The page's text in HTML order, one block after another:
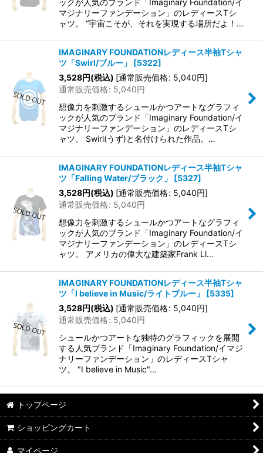
ックが人気のブランド「Imaginary Foundation/イ
マジナリーファンデーション」のレディースTシ
ャツ。 “宇宙こそが、それを実現する場所だよ！…
IMAGINARY FOUNDATIONレディース半袖Tシャ
ツ「Swirl/ブルー」
[5322]
3,528円(税込) [通常販売価格: 5,040円]
通常販売価格: 5,040円
想像力を刺激するシュールかつアートなグラフィ
ックが人気のブランド「Imaginary Foundation/イ
マジナリーファンデーション」のレディースTシ
ャツ。 Swirl(うず)と名付けられた作品。…
IMAGINARY FOUNDATIONレディース半袖Tシャ
ツ「Falling Water/ブラック」
[5327]
3,528円(税込) [通常販売価格: 5,040円]
通常販売価格: 5,040円
想像力を刺激するシュールかつアートなグラフィ
ックが人気のブランド「Imaginary Foundation/イ
マジナリーファンデーション」のレディースTシ
ャツ。 アメリカの偉大な建築家Frank Ll…
IMAGINARY FOUNDATIONレディース半袖Tシャ
ツ「I believe in Music/ライトブルー」
[5335]
3,528円(税込) [通常販売価格: 5,040円]
通常販売価格: 5,040円
シュールかつアートな独特のグラフィックを展開
する人気ブランド「Imaginary Foundation/イマジ
ナリーファンデーション」のレディースTシャ
ツ。 "I believe in Music"…
トップページ
ショッピングカート
マイページ